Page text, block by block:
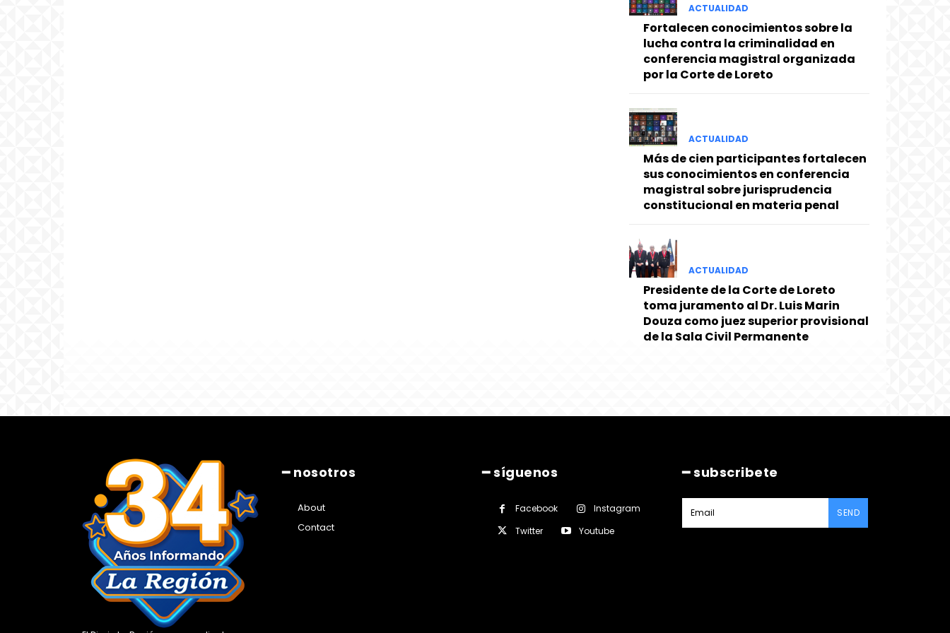
ACTUALIDAD
Fortalecen conocimientos sobre la
lucha contra la criminalidad en
conferencia magistral organizada
por la Corte de Loreto
ACTUALIDAD
Más de cien participantes fortalecen
sus conocimientos en conferencia
magistral sobre jurisprudencia
constitucional en materia penal
ACTUALIDAD
Presidente de la Corte de Loreto
toma juramento al Dr. Luis Marin
Douza como juez superior provisional
de la Sala Civil Permanente
━ nosotros
About
Contact
━ síguenos
Facebook
Instagram
Twitter
Youtube
━ subscribete
SEND